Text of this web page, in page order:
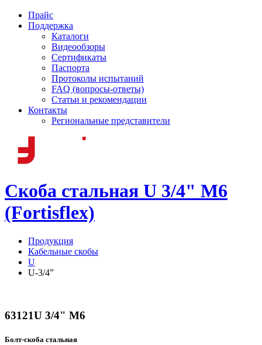
Прайс
Поддержка
Каталоги
Видеообзоры
Сертификаты
Паспорта
Протоколы испытаний
FAQ (вопросы-ответы)
Статьи и рекомендации
Контакты
Региональные представители
Скоба стальная U 3/4" М6
(Fortisflex)
Продукция
Кабельные скобы
U
U-3/4”
63121U 3/4" М6
Болт-скоба стальная